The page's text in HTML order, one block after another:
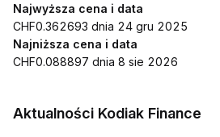
Najwyższa cena i data
CHF0.362693 dnia 24 gru 2025
Najniższa cena i data
CHF0.088897 dnia 8 sie 2026
Aktualności Kodiak Finance